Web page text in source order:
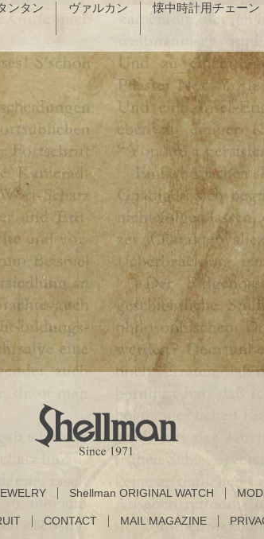
ンタン
ヴァルカン 懐中時計用チェーン
Shellman ORIGINAL WATCH
CONTACT MAIL MAGAZINE